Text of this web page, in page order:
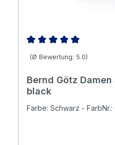
Durchschnittliche
(Ø Bewertung: 5.0)
Bernd Götz
black
Farbe: Schwarz -